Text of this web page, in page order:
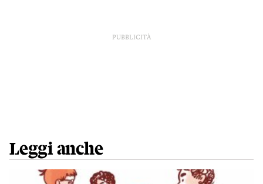
PUBBLICITÀ
Leggi anche